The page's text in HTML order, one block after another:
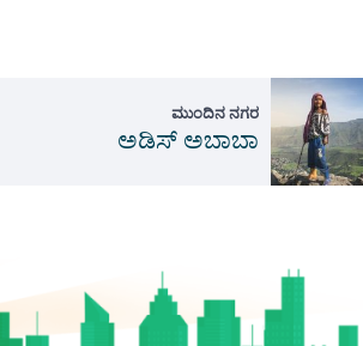
ಮುಂದಿನ ನಗರ
ಅಡಿಸ್ ಅಬಾಬಾ